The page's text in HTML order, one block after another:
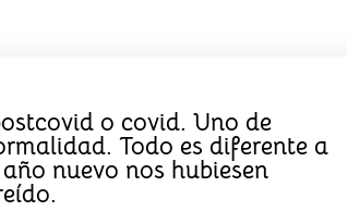
o covid. Uno de
Todo es diferente a
nuevo nos hubiesen